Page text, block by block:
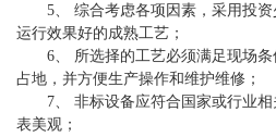
5、 综合考虑各项因素，采用投资
运行效果好的成熟工艺；
6、 所选择的工艺必须满足现场
占地，并方便生产操作和维护维修；
7、 非标设备应符合国家或行业
表美观；